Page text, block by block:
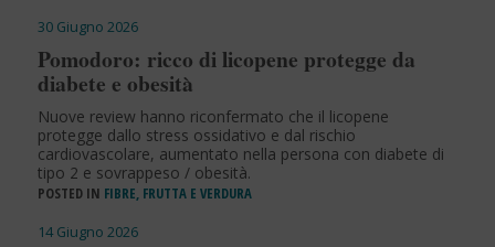
30 Giugno 2026
Pomodoro: ricco di licopene protegge da
diabete e obesità
Nuove review hanno riconfermato che il licopene
protegge dallo stress ossidativo e dal rischio
cardiovascolare, aumentato nella persona con diabete di
tipo 2 e sovrappeso / obesità.
POSTED IN FIBRE, FRUTTA E VERDURA
14 Giugno 2026